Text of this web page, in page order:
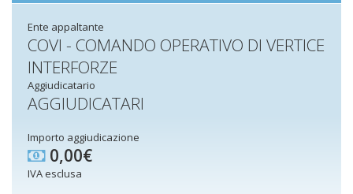
Ente appaltante
COVI - COMANDO OPERATIVO DI VERTICE
INTERFORZE
Aggiudicatario
AGGIUDICATARI
Importo aggiudicazione
0,00€
IVA esclusa